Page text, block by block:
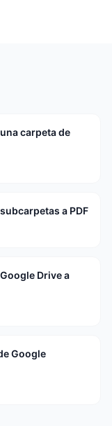
carpeta de
a PDF
Drive a
Google